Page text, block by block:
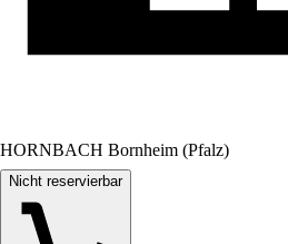
HORNBACH Bornheim (Pfalz)
Nicht reservierbar